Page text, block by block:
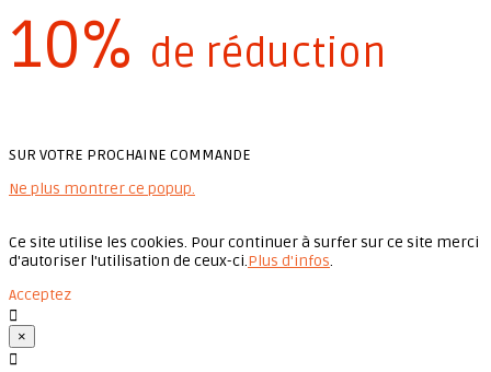
10% de réduction
SUR VOTRE PROCHAINE COMMANDE
Ne plus montrer ce popup.
Ce site utilise les cookies. Pour continuer à surfer sur ce site merci
d'autoriser l'utilisation de ceux-ci.Plus d'infos.
Acceptez

×
